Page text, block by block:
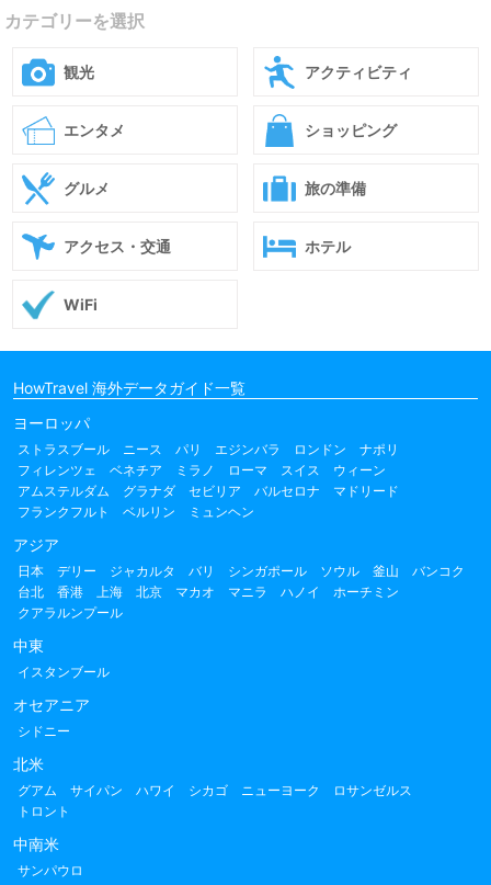
カテゴリーを選択
観光 アクティビティ
エンタメ ショッピング
グルメ 旅の準備
アクセス・交通 ホテル
WiFi
HowTravel 海外データガイド一覧
ヨーロッパ
ストラスブール ニース パリ エジンバラ ロンドン
ナポリ
フィレンツェ
ベネチア ミラノ ローマ スイス
ウィーン
アムステルダム
グラナダ セビリア バルセロナ
マドリード
フランクフルト
ベルリン ミュンヘン
アジア
日本 デリー ジャカルタ バリ シンガポール ソウル 釜山
バンコク
台北
香港 上海 北京 マカオ マニラ ハノイ
ホーチミン
クアラルンプール
中東
イスタンブール
オセアニア
シドニー
北米
グアム サイパン ハワイ シカゴ ニューヨーク
ロサンゼルス
トロント
中南米
サンパウロ